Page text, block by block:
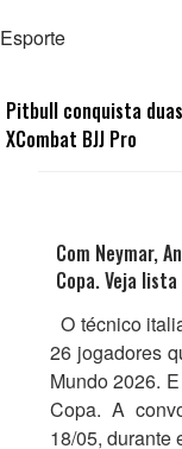
Esporte
Pitbull conquista
XCombat BJJ Pro
Com Neymar,
Copa. Veja lista
O técnico
26 jogadores
Mundo 2026.
Copa. A
18/05,